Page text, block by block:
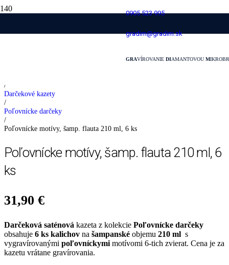
0905 523 995
gradim@gradim.sk
GRAVÍROVANIE DIAMANTOVOU M
/
Darčekové kazety
/
Poľovnícke darčeky
/
Poľovnícke motívy, šamp. flauta 210 ml, 6 ks
Poľovnícke motívy, šamp. flauta 210 ml, 6
ks
31,90 €
Darčeková saténová kazeta z kolekcie Poľovnícke darčeky
obsahuje 6 ks kalichov na šampanské objemu 210 ml s
vygravírovanými poľovníckymi motívomi 6-tich zvierat. Cena je za
kazetu vrátane gravírovania.